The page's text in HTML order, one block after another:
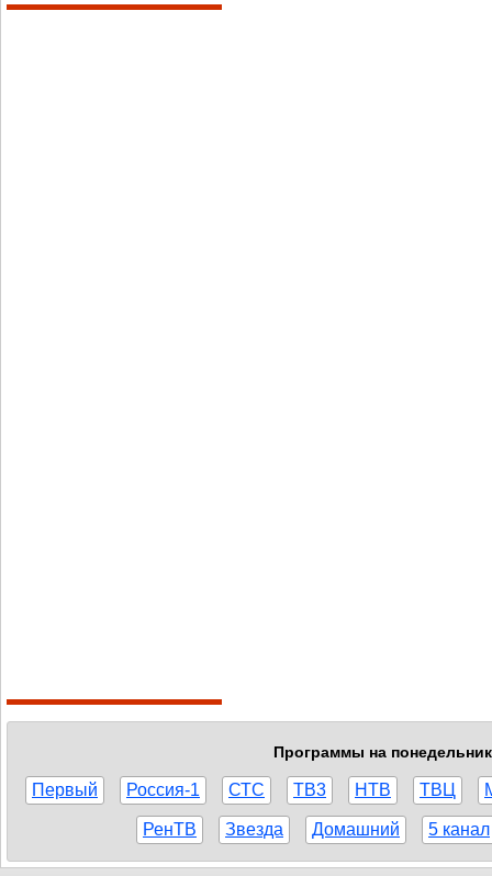
Программы на
Первый Россия-1 СТС ТВ3 НТВ ТВЦ
РенТВ Звезда Домашний 5 канал